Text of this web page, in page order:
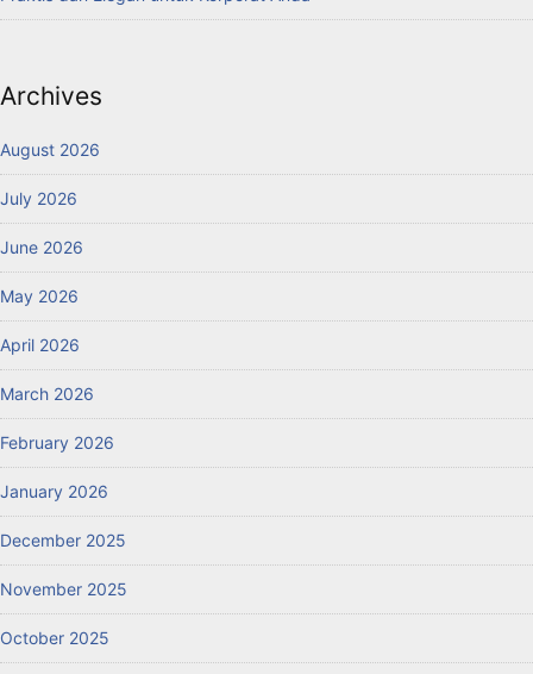
Archives
August 2026
July 2026
June 2026
May 2026
April 2026
March 2026
February 2026
January 2026
December 2025
November 2025
October 2025